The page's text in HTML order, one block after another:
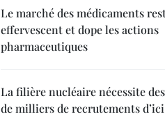
Le marché des médicaments
effervescent et dope les actions
pharmaceutiques
La filière nucléaire nécessite
de milliers de recrutements d’ici